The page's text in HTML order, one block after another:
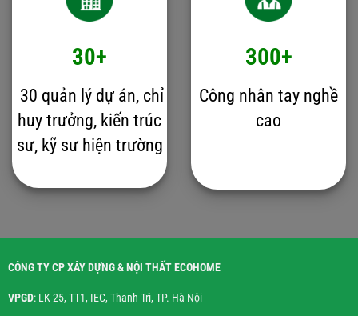
30+
30 quản lý dự án, chỉ
huy trưởng, kiến trúc
sư, kỹ sư hiện trường
300+
Công nhân tay nghề
cao
CÔNG TY CP XÂY DỰNG & NỘI THẤT ECOHOME
VPGD: LK 25, TT1, IEC, Thanh Trì, TP. Hà Nội